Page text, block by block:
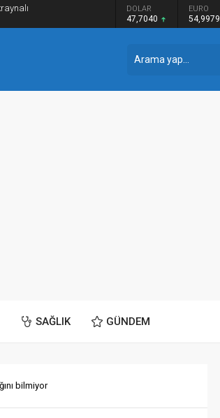
DOLAR
47,7040
EURO
54,9979
SAĞLIK GÜNDEM
bilmiyor